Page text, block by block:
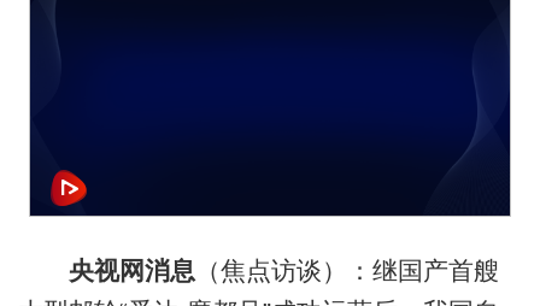
央视网消息 （焦点访谈）：继国产首艘